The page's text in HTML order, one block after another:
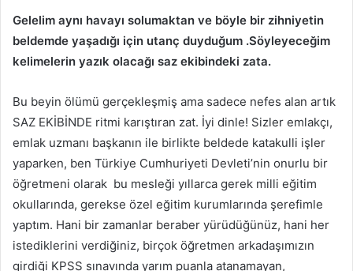
Gelelim aynı havayı solumaktan ve böyle bir zihniyetin
beldemde yaşadığı için utanç duyduğum .Söyleyeceğim
kelimelerin yazık olacağı saz ekibindeki zata.
Bu beyin ölümü gerçekleşmiş ama sadece nefes alan artık
SAZ EKİBİNDE ritmi karıştıran zat. İyi dinle! Sizler emlakçı,
emlak uzmanı başkanın ile birlikte beldede katakulli işler
yaparken, ben Türkiye Cumhuriyeti Devleti’nin onurlu bir
öğretmeni olarak bu mesleği yıllarca gerek milli eğitim
okullarında, gerekse özel eğitim kurumlarında şerefimle
yaptım. Hani bir zamanlar beraber yürüdüğünüz, hani her
istediklerini verdiğiniz, birçok öğretmen arkadaşımızın
girdiği KPSS sınavında yarım puanla atanamayan,